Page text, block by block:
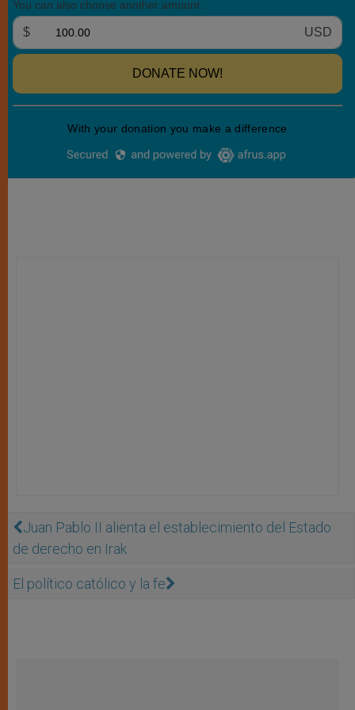
Juan Pablo II alienta el establecimiento del Estado
de derecho en Irak
El político católico y la fe